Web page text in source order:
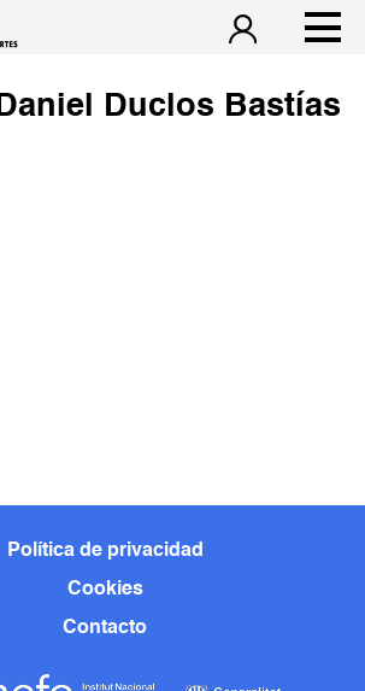
Daniel Duclos Bastías
Política de privacidad
Cookies
Contacto